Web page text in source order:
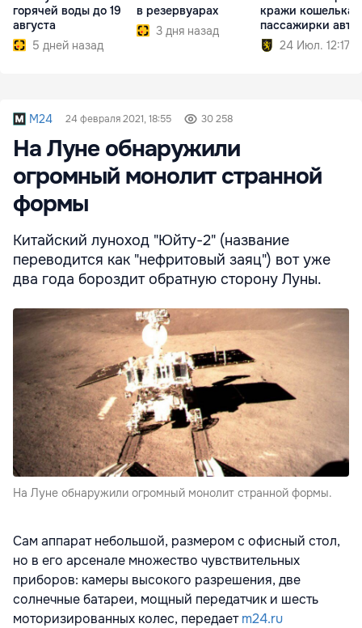
горячей воды до 19
августа
5 дней назад
в резервуарах
3 дня назад
кражи кошелька
пассажирки
24 Июл. 12:17
M24 24 февраля 2021, 18:55 30 258
На Луне обнаружили
огромный монолит странной
формы
Китайский луноход "Юйту-2" (название
переводится как "нефритовый заяц") вот уже
два года бороздит обратную сторону Луны.
На Луне обнаружили огромный монолит странной формы.
Сам аппарат небольшой, размером с офисный стол,
но в его арсенале множество чувствительных
приборов: камеры высокого разрешения, две
солнечные батареи, мощный передатчик и шесть
моторизированных колес, передаетm24.ru